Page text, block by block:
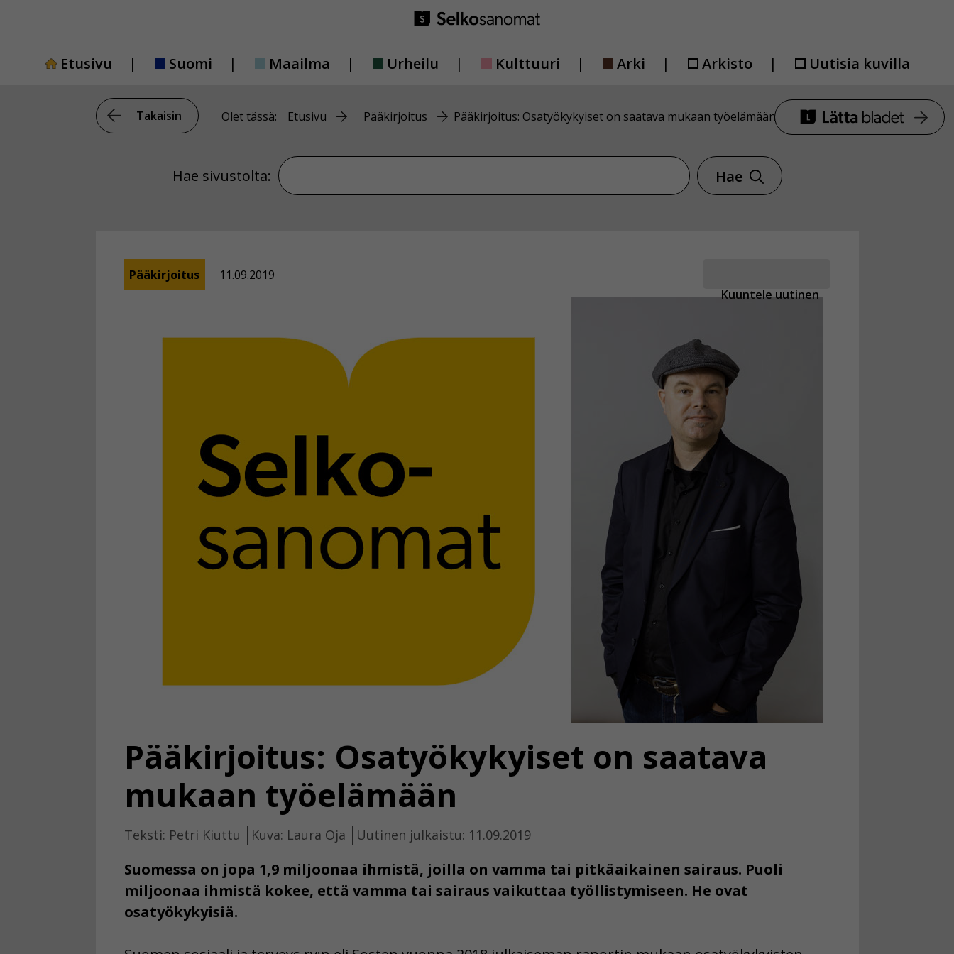
Etusivu
Suomi Maailma Urheilu Kulttuuri Arki Arkisto Uutisia kuvilla
Takaisin Olet tässä: Etusivu Pääkirjoitus Pääkirjoitus: Osatyökykyiset on saatava mukaan työelämään
Hae sivustolta: Hae sivustolta
Hae
Kuuntele uutinen
Pääkirjoitus 11.09.2019
Pääkirjoitus: Osatyökykyiset on saatava
mukaan työelämään
Teksti: Petri Kiuttu Kuva: Laura Oja Uutinen julkaistu: 11.09.2019
Suomessa on jopa 1,9 miljoonaa ihmistä, joilla on vamma tai pitkäaikainen sairaus. Puoli
miljoonaa ihmistä kokee, että vamma tai sairaus vaikuttaa työllistymiseen. He ovat
osatyökykyisiä.